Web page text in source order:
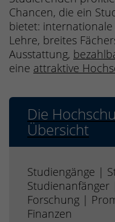
Chancen, die ein
bietet:
Lehre, breites
Ausstattung,
eine attraktive
Die
Übersicht
Studiengänge |
Forschung |
Finanzen